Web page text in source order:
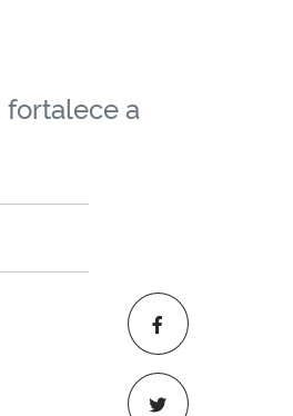
fortalece a